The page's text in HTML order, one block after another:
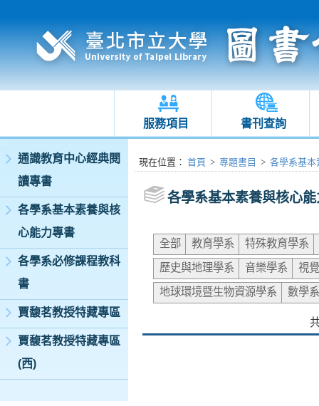
服務項目 書刊查詢
:::
通識教育中心經典閱
讀專書
各學系基本素養與核
心能力專書
各學系必修課程教科
書
賈馥茗教授特藏專區
賈馥茗教授特藏專區
(西)
:::現在位置 ： 首頁 > 專題書目 > 各學系基本
各學系基本素養與核心
全部 教育學系
特殊教育學系
歷史與地理學系
音樂學系
視
地球環境暨生物資源學系
數學